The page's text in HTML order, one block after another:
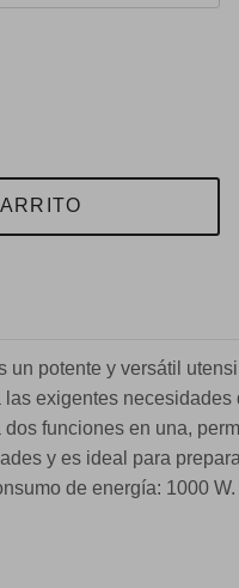
un potente y versátil
exigentes necesidades
funciones en una,
y es ideal para
de energía: 1000 W.